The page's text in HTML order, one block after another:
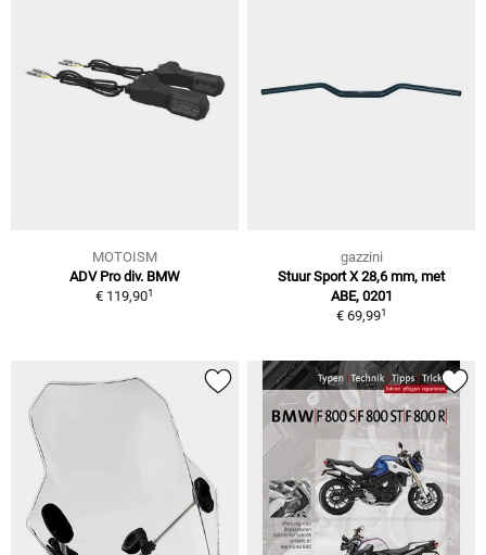
MOTOISM
ADV Pro div. BMW
€ 119,901
gazzini
Stuur Sport X 28,6 mm, met
ABE, 0201
€ 69,991